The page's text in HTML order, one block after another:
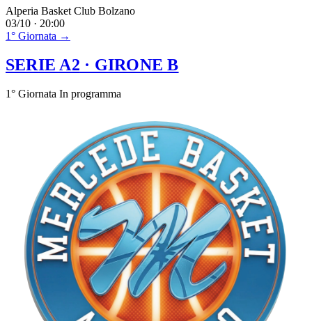
Alperia Basket Club Bolzano
03/10 · 20:00
1° Giornata →
SERIE A2 · GIRONE B
1° Giornata In programma